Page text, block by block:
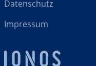
Da­ten­schutz
Impressum